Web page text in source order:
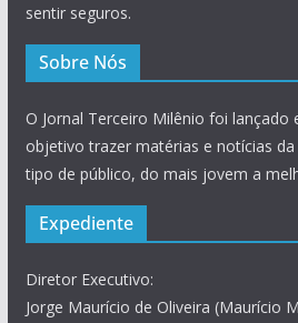
sentir seguros.
Sobre Nós
O Jornal Terceiro Milênio foi
objetivo trazer matérias e notícias
tipo de público, do mais jovem a
Expediente
Diretor Executivo:
Jorge Maurício de Oliveira (Maurício